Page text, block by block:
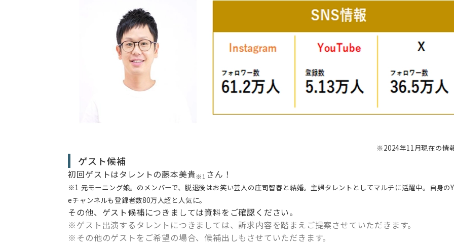
※2024年11月現在の情
ゲスト候補
初回ゲストはタレントの藤本美貴※1 さん！
※1 元モーニング娘。のメンバーで、脱退後はお笑い芸人の庄司智春と結婚。主婦タレントとしてマルチに活躍中。自身の
eチャンネルも登録者数80万人超と人気に。
その他、ゲスト候補につきましては資料をご確認ください。
※ゲスト出演するタレントにつきましては、訴求内容を踏まえご提案させていただきます。
※その他のゲストをご希望の場合、候補出しもさせていただきます。